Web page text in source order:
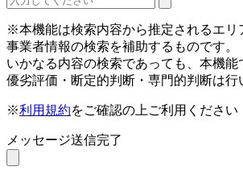
※本機能は検索内容から推定されるエリ
事業者情報の検索を補助するものです。
いかなる内容の検索であっても、本機能
優劣評価・断定的判断・専門的判断は行
※利用規約をご確認の上ご利用ください
メッセージ送信完了